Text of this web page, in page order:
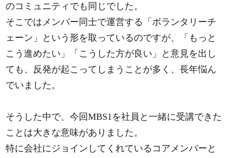
のコミュニティでも同じでした。
そこではメンバー同士で運営する「ボランタリーチ
ェーン」という形を取っているのですが、「もっと
こう進めたい」「こうした方が良い」と意見を出し
ても、反発が起こってしまうことが多く、長年悩ん
でいました。
そうした中で、今回MBS1を社員と一緒に受講できた
ことは大きな意味がありました。
特に会社にジョインしてくれているコアメンバーと